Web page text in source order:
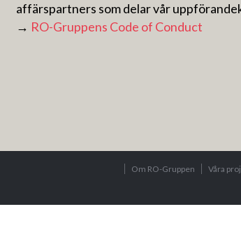
affärspartners som delar vår
→ RO-Gruppens Code of Conduct
Om RO-Gruppen Våra